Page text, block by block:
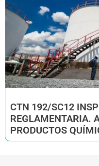
CTN 192/SC12
REGLAMENTARIA.
PRODUCTOS